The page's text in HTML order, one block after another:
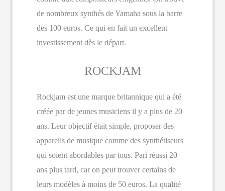
de nombreux synthés de Yamaha sous la barre
des 100 euros. Ce qui en fait un excellent
investissement dès le départ.
ROCKJAM
Rockjam est une marque britannique qui a été
créée par de jeunes musiciens il y a plus de 20
ans. Leur objectif était simple, proposer des
appareils de musique comme des synthétiseurs
qui soient abordables par tous. Pari réussi 20
ans plus tard, car on peut trouver certains de
leurs modèles à moins de 50 euros. La qualité